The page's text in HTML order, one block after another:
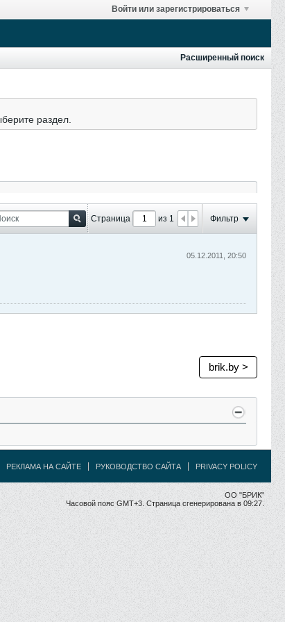
Войти или зарегистрироваться
Расширенный поиск
раздел.
Страница из 1 Фильтр
05.12.2011, 20:50
brik.by >
РЕКЛАМА НА САЙТЕ РУКОВОДСТВО САЙТА PRIVACY POLICY
ОО "БРИК"
Часовой пояс GMT+3. Страница сгенерирована в 09:27.